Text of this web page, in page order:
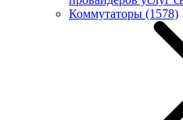
Коммутаторы (1578)